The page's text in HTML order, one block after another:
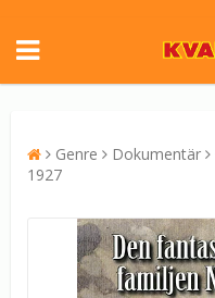
Genre Dokumentär
1927